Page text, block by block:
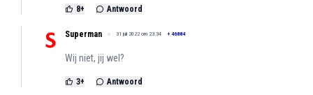
8+ Antwoord
Superman 31 juli 2022 om 23:34 + 46884
Wij niet, jij wel?
3+ Antwoord